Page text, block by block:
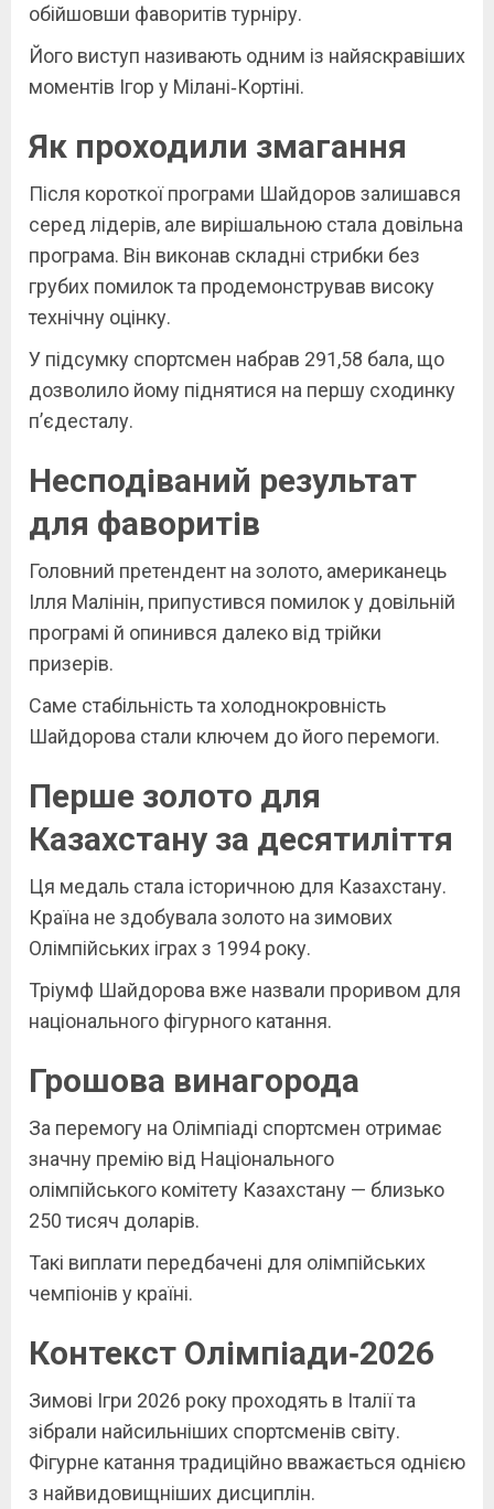
обійшовши фаворитів турніру.
Його виступ називають одним із найяскравіших
моментів Ігор у Мілані‑Кортіні.
Як проходили змагання
Після короткої програми Шайдоров залишався
серед лідерів, але вирішальною стала довільна
програма. Він виконав складні стрибки без
грубих помилок та продемонстрував високу
технічну оцінку.
У підсумку спортсмен набрав 291,58 бала, що
дозволило йому піднятися на першу сходинку
п’єдесталу.
Несподіваний результат
для фаворитів
Головний претендент на золото, американець
Ілля Малінін, припустився помилок у довільній
програмі й опинився далеко від трійки
призерів.
Саме стабільність та холоднокровність
Шайдорова стали ключем до його перемоги.
Перше золото для
Казахстану за десятиліття
Ця медаль стала історичною для Казахстану.
Країна не здобувала золото на зимових
Олімпійських іграх з 1994 року.
Тріумф Шайдорова вже назвали проривом для
національного фігурного катання.
Грошова винагорода
За перемогу на Олімпіаді спортсмен отримає
значну премію від Національного
олімпійського комітету Казахстану — близько
250 тисяч доларів.
Такі виплати передбачені для олімпійських
чемпіонів у країні.
Контекст Олімпіади‑2026
Зимові Ігри 2026 року проходять в Італії та
зібрали найсильніших спортсменів світу.
Фігурне катання традиційно вважається однією
з найвидовищніших дисциплін.